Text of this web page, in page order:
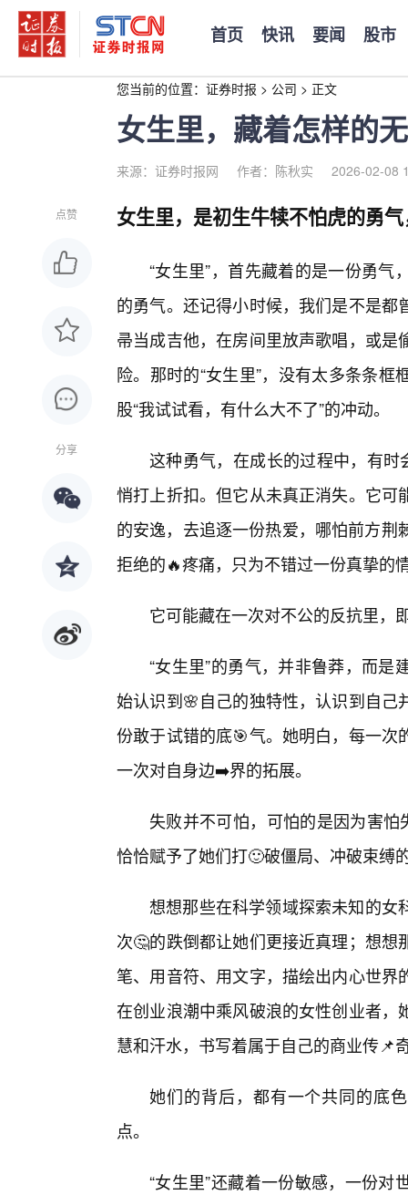
首页 快讯 要闻 股市
您当前的位置： 证券时报 > 公司 > 正文
女生里，藏着怎样的
来源：证券时报网 作者：陈秋实 2026-02-08
点赞
分享
女生里，是初生牛犊不怕虎的勇
“女生里”，首先藏着的是一份勇
的勇气。还记得小时候，我们是不是
帚当成吉他，在房间里放声歌唱，或
险。那时的“女生里”，没有太多条条
股“我试试看，有什么大不了”的冲动。
这种勇气，在成长的过程中，有时
悄打上折扣。但它从未真正消失。它
的安逸，去追逐一份热爱，哪怕前方
拒绝的🔥疼痛，只为不错过一份真挚的
它可能藏在一次对不公的反抗里，
“女生里”的勇气，并非鲁莽，而
始认识到🌸自己的独特性，认识到自
份敢于试错的底🎯气。她明白，每一
一次对自身边➡️界的拓展。
失败并不可怕，可怕的是因为害怕
恰恰赋予了她们打🙂破僵局、冲破束缚
想想那些在科学领域探索未知的女
次🤔的跌倒都让她们更接近真理；想
笔、用音符、用文字，描绘出内心世
在创业浪潮中乘风破浪的女性创业者
慧和汗水，书写着属于自己的商业传📌
她们的背后，都有一个共同的底
点。
“女生里”还藏着一份敏感，一份